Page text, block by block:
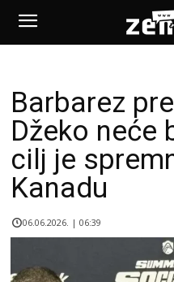
Barbarez
Džeko neće
cilj je
Kanadu
06.06.2026. | 06:39